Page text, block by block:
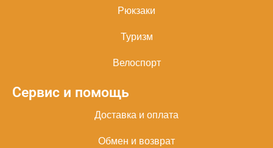
Рюкзаки
Туризм
Велоспорт
Сервис и помощь
Доставка и оплата
Обмен и возврат